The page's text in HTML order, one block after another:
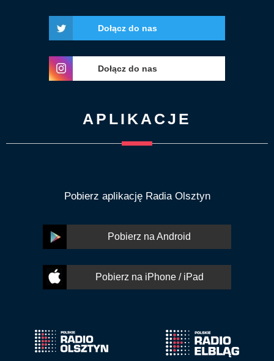
Dołącz do nas
Dołącz do nas
APLIKACJE
Pobierz aplikację Radia Olsztyn
Pobierz na Android
Pobierz na iPhone / iPad